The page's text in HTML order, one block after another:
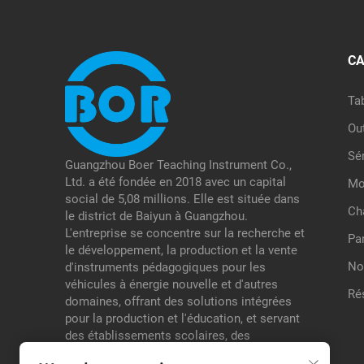
Guangzhou Boer Teaching Instrument Co.,
Ltd. a été fondée en 2018 avec un capital
social de 5,08 millions. Elle est située dans
le district de Baiyun à Guangzhou.
L'entreprise se concentre sur la recherche et
le développement, la production et la vente
d'instruments pédagogiques pour les
véhicules à énergie nouvelle et d'autres
domaines, offrant des solutions intégrées
pour la production et l'éducation, et servant
des établissements scolaires, des